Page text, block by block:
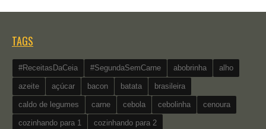
TAGS
#ReceitasDaCeia #SegundaSemCarne abobrinha alho
azeite açúcar bacon batata brasileira
caldo de legumes carne cebola cebolinha cenoura
cozinhando para 1 cozinhando para 2